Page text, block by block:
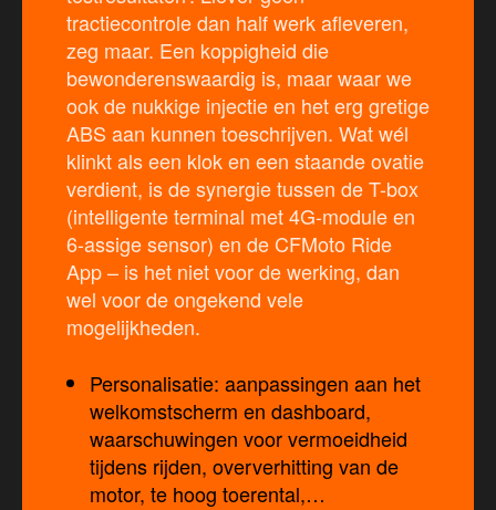
tractiecontrole dan half werk afleveren,
zeg maar. Een koppigheid die
bewonderenswaardig is, maar waar we
ook de nukkige injectie en het erg gretige
ABS aan kunnen toeschrijven. Wat wél
klinkt als een klok en een staande ovatie
verdient, is de synergie tussen de T-box
(intelligente terminal met 4G-module en
6-assige sensor) en de CFMoto Ride
App – is het niet voor de werking, dan
wel voor de ongekend vele
mogelijkheden.
Personalisatie: aanpassingen aan het
welkomstscherm en dashboard,
waarschuwingen voor vermoeidheid
tijdens rijden, oververhitting van de
motor, te hoog toerental,…